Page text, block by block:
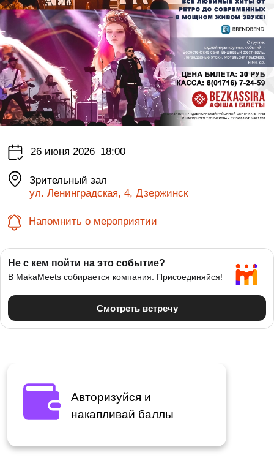
26 июня 2026 18:00
Зрительный зал
ул. Ленинградская, 4, Дзержинск
Напомнить о мероприятии
Авторизуйся и
накапливай баллы